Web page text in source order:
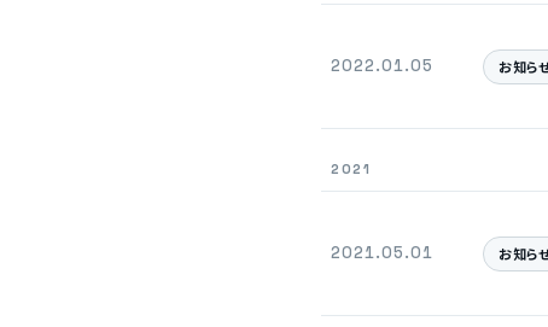
2022.01.05 お知ら
2021
2021.05.01 お知ら